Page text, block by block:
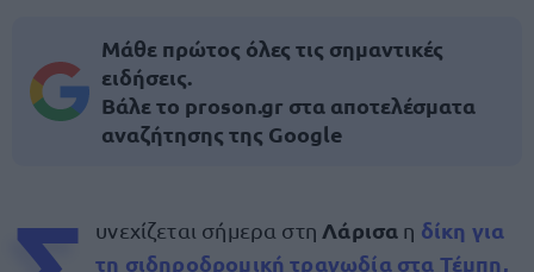
Μάθε πρώτος όλες τις σημαντικές
ειδήσεις.
Βάλε το proson.gr στα αποτελέσματα
αναζήτησης της Google
υνεχίζεται σήμερα στη Λάρισα η δίκη για
τη σιδηροδρομική τραγωδία στα Τέμπη,